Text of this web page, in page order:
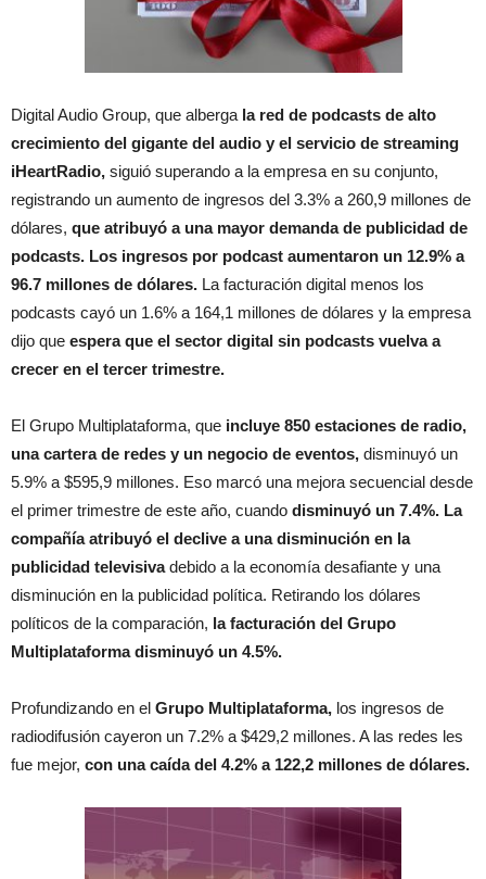
Digital Audio Group, que alberga la red de podcasts de alto
crecimiento del gigante del audio y el servicio de streaming
iHeartRadio, siguió superando a la empresa en su conjunto,
registrando un aumento de ingresos del 3.3% a 260,9 millones de
dólares, que atribuyó a una mayor demanda de publicidad de
podcasts. Los ingresos por podcast aumentaron un 12.9% a
96.7 millones de dólares. La facturación digital menos los
podcasts cayó un 1.6% a 164,1 millones de dólares y la empresa
dijo que espera que el sector digital sin podcasts vuelva a
crecer en el tercer trimestre.
El Grupo Multiplataforma, que incluye 850 estaciones de radio,
una cartera de redes y un negocio de eventos, disminuyó un
5.9% a $595,9 millones. Eso marcó una mejora secuencial desde
el primer trimestre de este año, cuando disminuyó un 7.4%. La
compañía atribuyó el declive a una disminución en la
publicidad televisivadebido a la economía desafiante y una
disminución en la publicidad política. Retirando los dólares
políticos de la comparación, la facturación del Grupo
Multiplataforma disminuyó un 4.5%.
Profundizando en el Grupo Multiplataforma, los ingresos de
radiodifusión cayeron un 7.2% a $429,2 millones. A las redes les
fue mejor, con una caída del 4.2% a 122,2 millones de dólares.